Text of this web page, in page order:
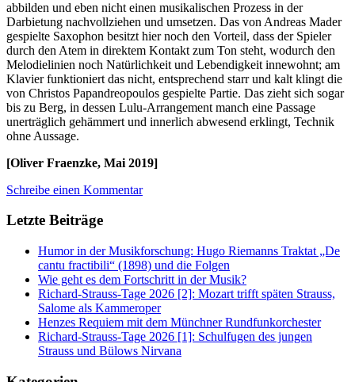
abbilden und eben nicht einen musikalischen Prozess in der
Darbietung nachvollziehen und umsetzen. Das von Andreas Mader
gespielte Saxophon besitzt hier noch den Vorteil, dass der Spieler
durch den Atem in direktem Kontakt zum Ton steht, wodurch den
Melodielinien noch Natürlichkeit und Lebendigkeit innewohnt; am
Klavier funktioniert das nicht, entsprechend starr und kalt klingt die
von Christos Papandreopoulos gespielte Partie. Das zieht sich sogar
bis zu Berg, in dessen Lulu-Arrangement manch eine Passage
unerträglich gehämmert und innerlich abwesend erklingt, Technik
ohne Aussage.
[Oliver Fraenzke, Mai 2019]
Schreibe einen Kommentar
Letzte Beiträge
Humor in der Musikforschung: Hugo Riemanns Traktat „De
cantu fractibili“ (1898) und die Folgen
Wie geht es dem Fortschritt in der Musik?
Richard-Strauss-Tage 2026 [2]: Mozart trifft späten Strauss,
Salome als Kammeroper
Henzes Requiem mit dem Münchner Rundfunkorchester
Richard-Strauss-Tage 2026 [1]: Schulfugen des jungen
Strauss und Bülows Nirvana